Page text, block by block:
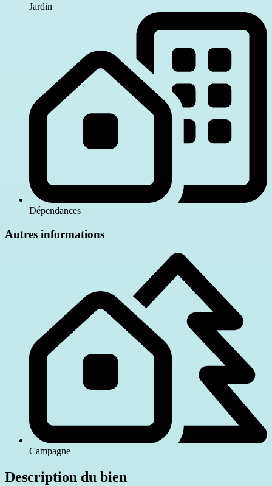
Jardin
Dépendances
Autres informations
Campagne
Description du bien